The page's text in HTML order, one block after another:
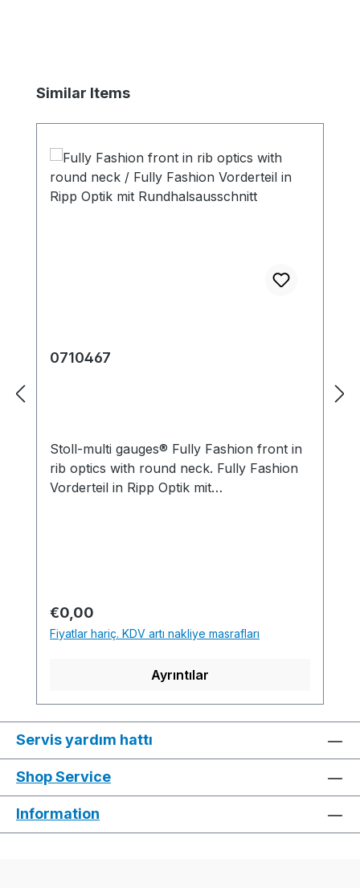
Ürün galerisini atla
Similar Items
0710467
Stoll-multi gauges® Fully Fashion front in
rib optics with round neck. Fully Fashion
Vorderteil in Ripp Optik mit
001..........................................................................
..................................................................Yarn
Fadenführerübersicht
Normal fiyat:
€0,00
Fiyatlar hariç. KDV artı nakliye masrafları
Ayrıntılar
Servis yardım hattı
Shop Service
Information